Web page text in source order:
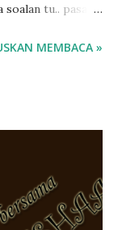
tu.. pasal
aku hentam je
balik terasa
dan kami
masuk 2 tahun
kenal huruf
MEMBACA »